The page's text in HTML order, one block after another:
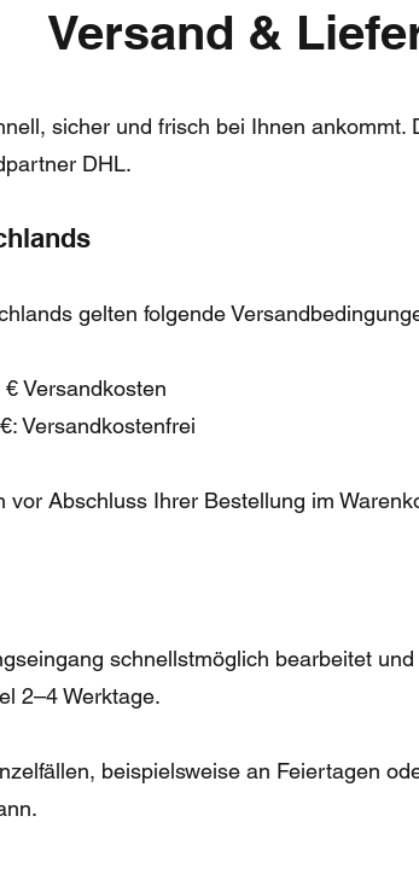
Versand &
sicher und frisch bei Ihnen
DHL.
gelten folgende
Versandkosten
Versandkostenfrei
vor Abschluss Ihrer Bestellung im
schnellstmöglich bearbeitet
2–4 Werktage.
beispielsweise an Feiertagen